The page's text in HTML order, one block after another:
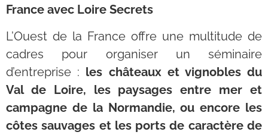
France avec Loire Secrets
L’Ouest de la France offre une multitude de
cadres pour organiser un séminaire
d’entreprise : les châteaux et vignobles du
Val de Loire, les paysages entre mer et
campagne de la Normandie, ou encore les
côtes sauvages et les ports de caractère de